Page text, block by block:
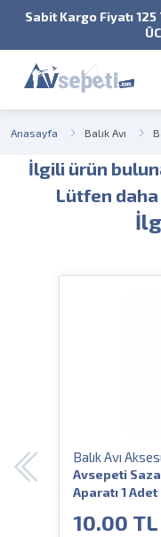
Sabit Kargo Fiyatı 125
Anasayfa Balık Avı
İlgili ürün
Lütfen
Balık Avı
Avsepeti Sazan İçin
Aparatı 1 Adet
10.00 TL